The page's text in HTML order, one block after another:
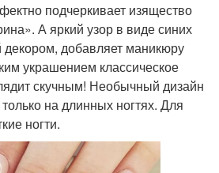
подчеркивает изящество
А яркий узор в виде синих
добавляет маникюру
украшением классическое
скучным! Необычный дизайн
на длинных ногтях. Для
ногти.